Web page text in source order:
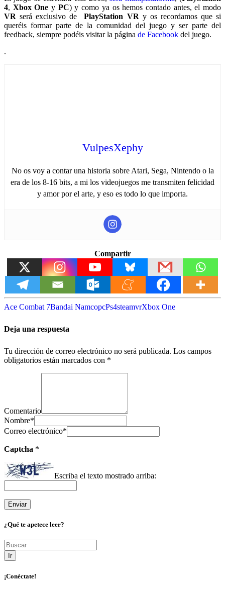
4, Xbox One y PC) y como ya os hemos contado antes, el modo
VR será exclusivo dePlayStation VR y os recordamos que si
queréis formar parte de la comunidad del juego y ser parte del
feedback, siempre podéis visitar la página de Facebook del juego.
.
VulpesXephy
No os voy a contar una historia sobre Atari, Sega, Nintendo o la
era de los 8-16 bits, a mi los videojuegos me transmiten felicidad
y amor por el arte, y eso es todo lo que importa.
Compartir
Ace Combat 7Bandai NamcopcPs4steamvrXbox One
Deja una respuesta
Tu dirección de correo electrónico no será publicada. Los campos
obligatorios están marcados con *
Comentario
Nombre*
Correo electrónico*
Captcha *
Escriba el texto mostrado arriba:
¿Qué te apetece leer?
Ir
¡Conéctate!